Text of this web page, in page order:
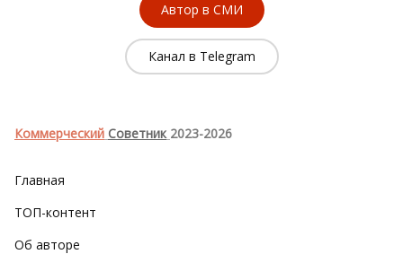
Автор в СМИ
Канал в Telegram
Коммерческий Советник 2023-2026
Главная
ТОП-контент
Об авторе